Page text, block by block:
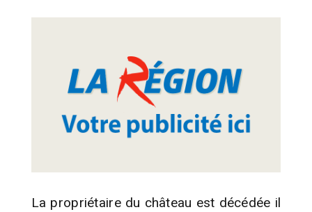
La propriétaire du château est décédée il